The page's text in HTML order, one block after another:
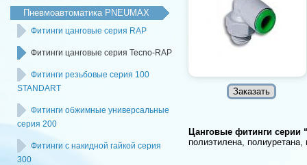
Пневмоавтоматика PNEUMAX
Фитинги цанговые серия RAP
Фитинги цанговые серия Tecno-RAP
Фитинги резьбовые серия 100
STANDART
Фитинги обжимные универсальные
серия 200
Фитинги с накидной гайкой серия
300
Цанговые фитинги серии
полиэтилена,